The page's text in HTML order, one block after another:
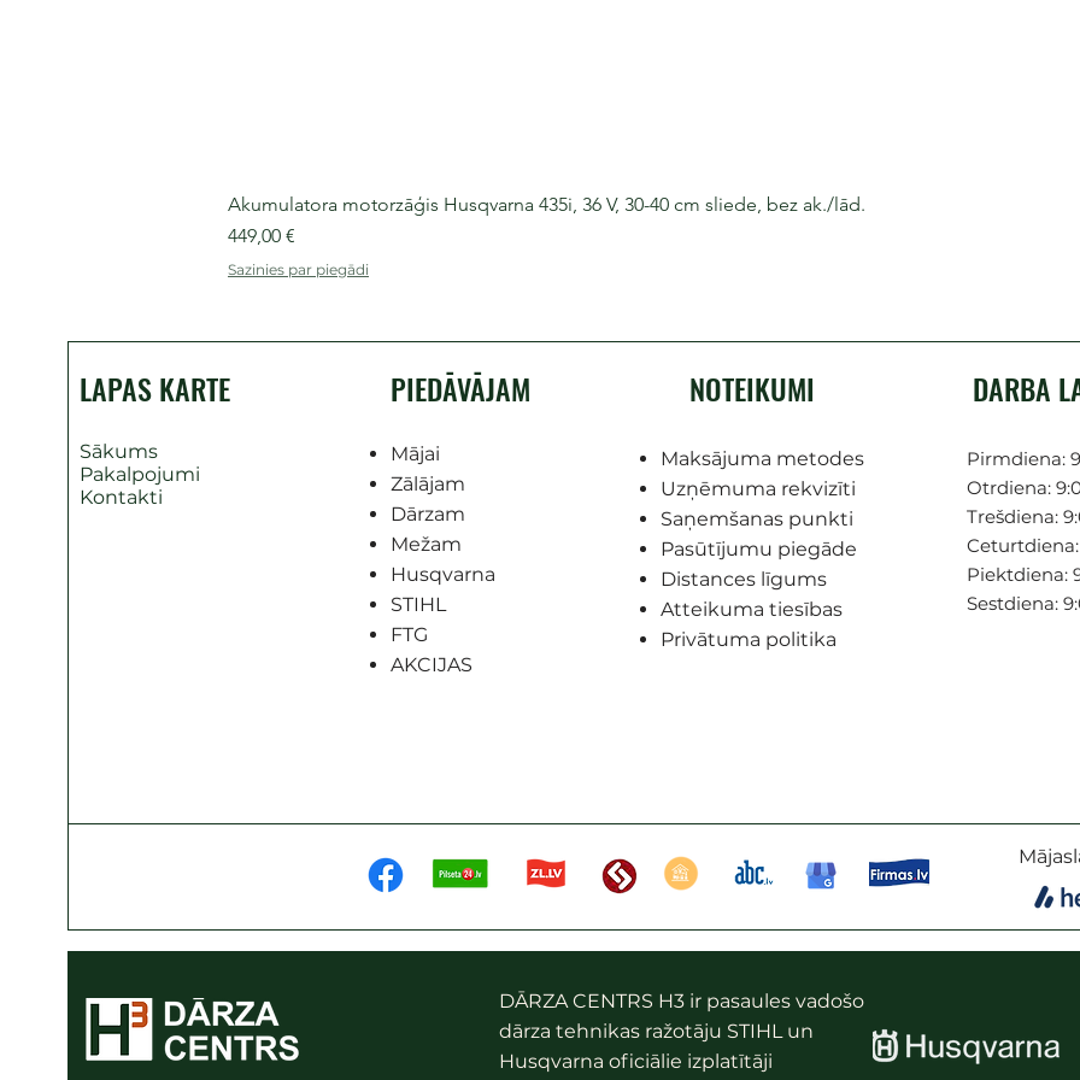
Akumulatora motorzāģis Husqvarna 435i, 36 V, 30-40 cm sliede, bez ak./lād.
Cena
449,00 €
Sazinies par piegādi
LAPAS KARTE
Sākums
Pakalpojumi
Kontakti
PIEDĀVĀJAM
Mājai
Zālājam
Dārzam
Mežam
Husqvarna
STIHL
FTG
AKCIJAS
NOTEIKUMI
Maksājuma metodes
Uzņēmuma rekvizīti
Saņemšanas punkti
Pasūtījumu piegāde
Distances līgums
Atteikuma tiesības
Privātuma politika
DARBA
Pirmdiena:
Otrdiena:
Trešdiena:
Ceturtdiena:
Piektdiena:
Sestdiena:
DĀRZA CENTRS H3 ir pasaules vadošo
dārza tehnikas ražotāju STIHL un
Husqvarna oficiālie izplatītāji